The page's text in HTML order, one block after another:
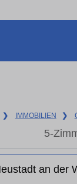
❯ IMMOBILIEN ❯
5-